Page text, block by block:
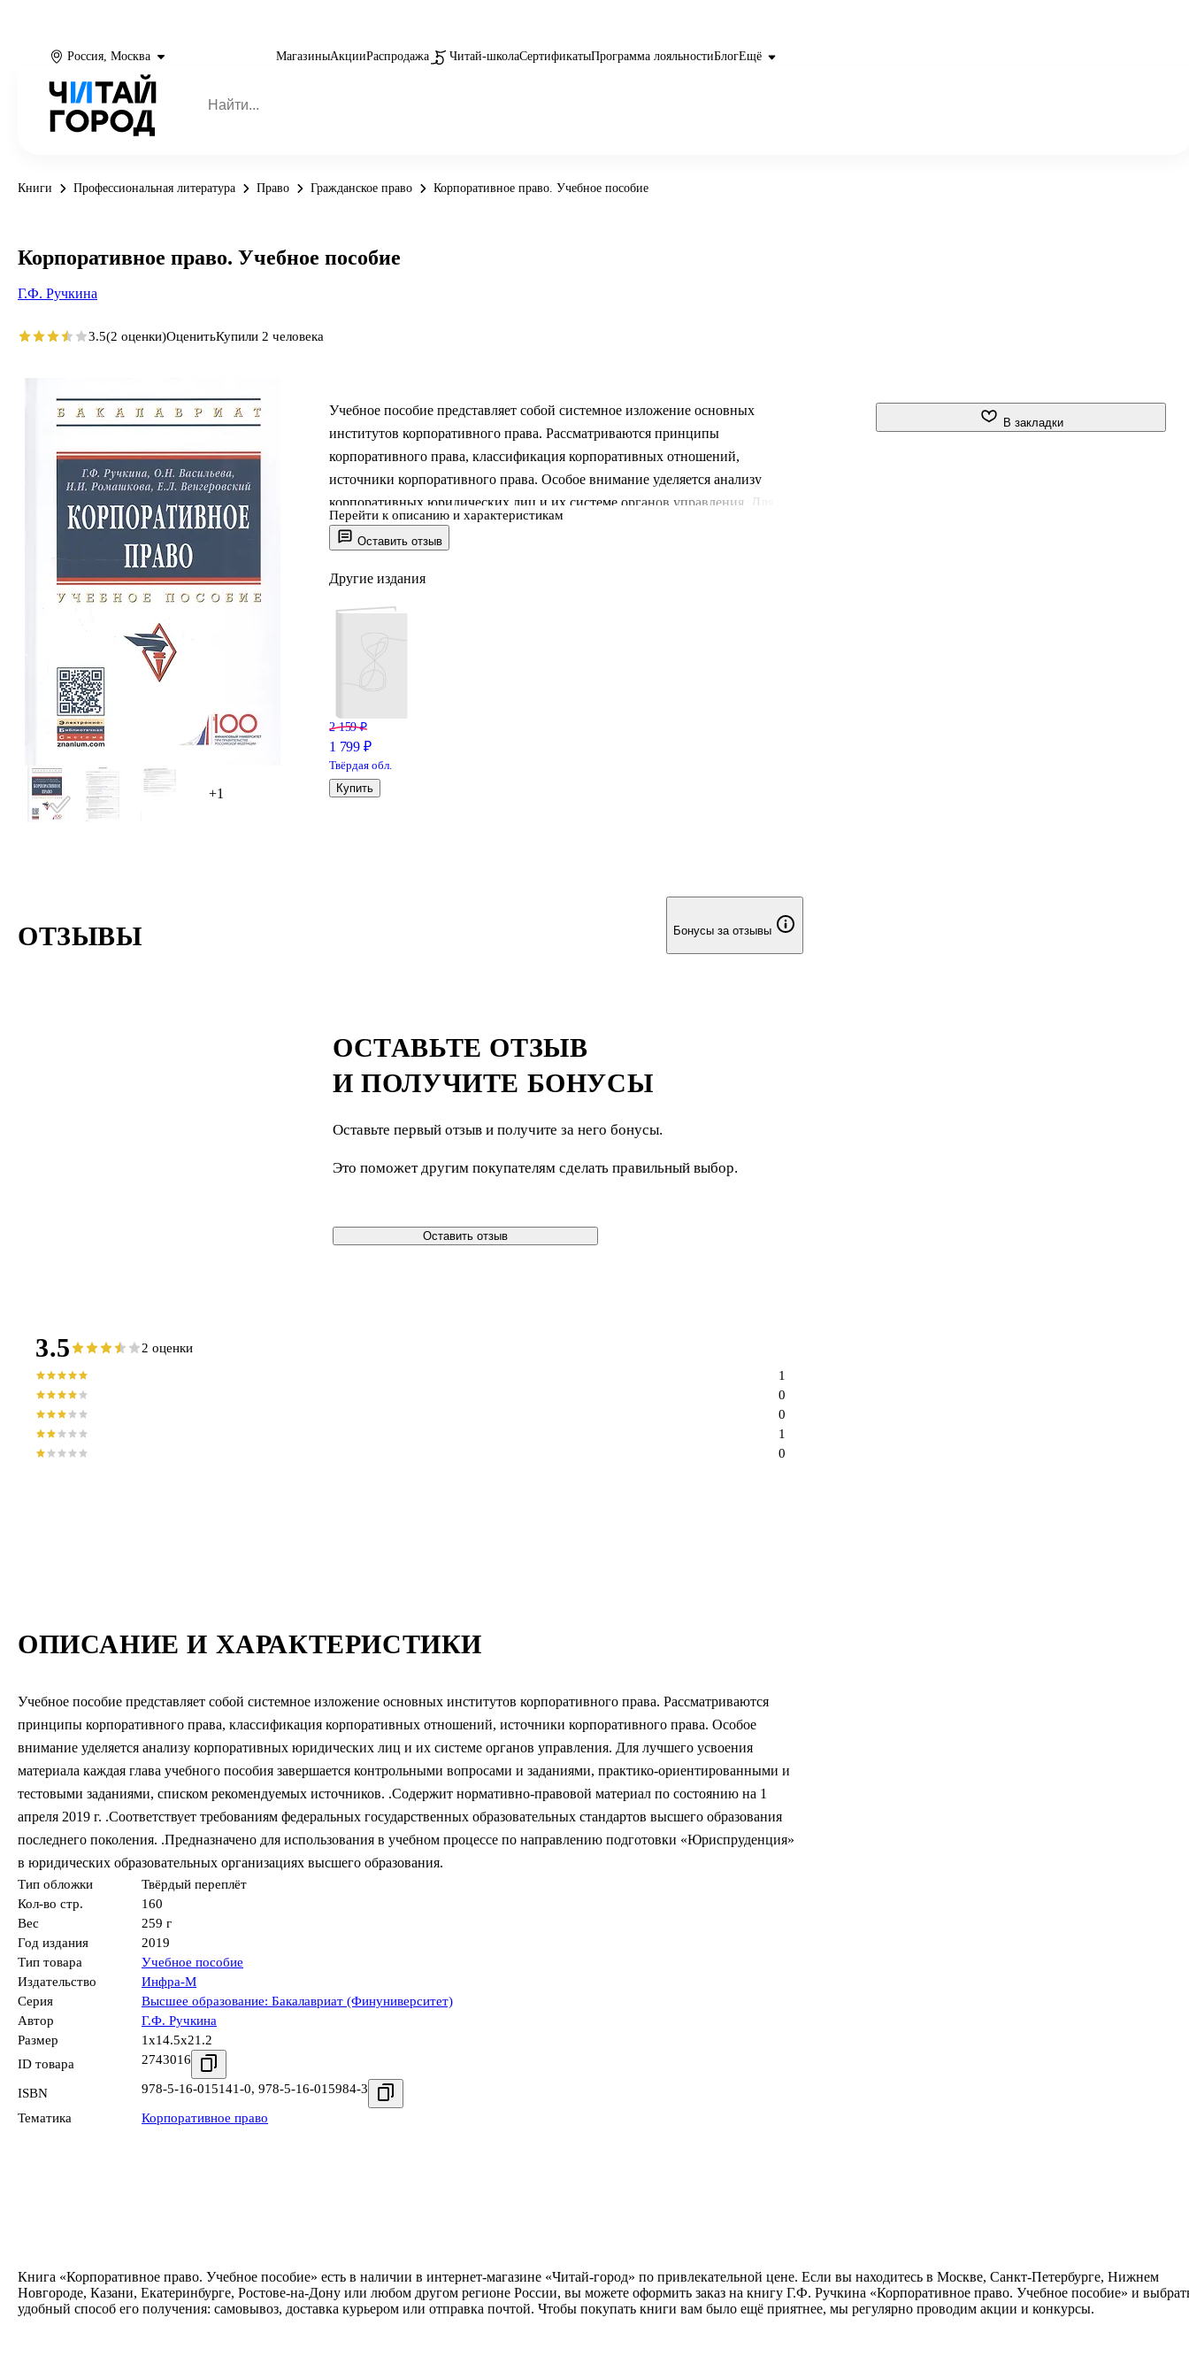
Россия, Москва МагазиныАкцииРаспродажа Читай-школаСертификатыПрограмма лояльностиБлогЕщё
Книги Профессиональная литература Право Гражданское право Корпоративное право. Учебное пособие
+1
Оставить отзыв
Учебное пособие представляет собой системное изложение основных
институтов корпоративного права. Рассматриваются принципы
корпоративного права, классификация корпоративных отношений,
источники корпоративного права. Особое внимание уделяется анализу
корпоративных юридических лиц и их системе органов управления. Для
лучшего усвоения материала каждая глава учебного пособия завершается
контрольными вопросами и заданиями, практико-ориентированными и
тестовыми заданиями, списком рекомендуемых источников. .Содержит
.Соответствует требованиям федеральных государственных образовательных
Перейти к описанию и характеристикам
Другие издания
2 159 ₽
1 799 ₽
Твёрдая обл.
Купить
Корпоративное право. Учебное пособие
Г.Ф. Ручкина
3.5(2 оценки)ОценитьКупили 2 человека
В закладки
ОПИСАНИЕ И ХАРАКТЕРИСТИКИ
Учебное пособие представляет собой системное изложение основных институтов корпоративного права. Рассматриваются
принципы корпоративного права, классификация корпоративных отношений, источники корпоративного права. Особое
внимание уделяется анализу корпоративных юридических лиц и их системе органов управления. Для лучшего усвоения
материала каждая глава учебного пособия завершается контрольными вопросами и заданиями, практико-ориентированными и
тестовыми заданиями, списком рекомендуемых источников. .Содержит нормативно-правовой материал по состоянию на 1
апреля 2019 г. .Соответствует требованиям федеральных государственных образовательных стандартов высшего образования
последнего поколения. .Предназначено для использования в учебном процессе по направлению подготовки «Юриспруденция»
в юридических образовательных организациях высшего образования.
Тип обложки
Твёрдый переплёт
Кол-во стр.
160
Вес
259 г
Год издания
2019
Тип товара
Учебное пособие
Издательство
Инфра-М
Серия
Высшее образование: Бакалавриат (Финуниверситет)
Автор
Г.Ф. Ручкина
Размер
1x14.5x21.2
ID товара
2743016
ISBN 978-5-16-015141-0, 978-5-16-015984-3
Тематика Корпоративное право
ОТЗЫВЫ Бонусы за отзывы
ОСТАВЬТЕ ОТЗЫВ
И ПОЛУЧИТЕ БОНУСЫ
Оставьте первый отзыв и получите за него бонусы.
Это поможет другим покупателям сделать правильный выбор.
Оставить отзыв
3.5 2 оценки
0
1
0
0
1
Книга «Корпоративное право. Учебное пособие» есть в наличии в интернет-магазине «Читай-город» по привлекательной цене. Если вы находитесь в Москве, Санкт-Петербурге, Нижнем
Новгороде, Казани, Екатеринбурге, Ростове-на-Дону или любом другом регионе России, вы можете оформить заказ на книгу Г.Ф. Ручкина «Корпоративное право. Учебное пособие» и
удобный способ его получения: самовывоз, доставка курьером или отправка почтой. Чтобы покупать книги вам было ещё приятнее, мы регулярно проводим акции и конкурсы.